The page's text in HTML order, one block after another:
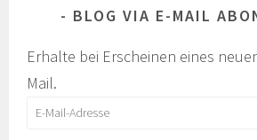
BLOG VIA E-MAIL
Erhalte bei Erscheinen eines
Mail.
E-